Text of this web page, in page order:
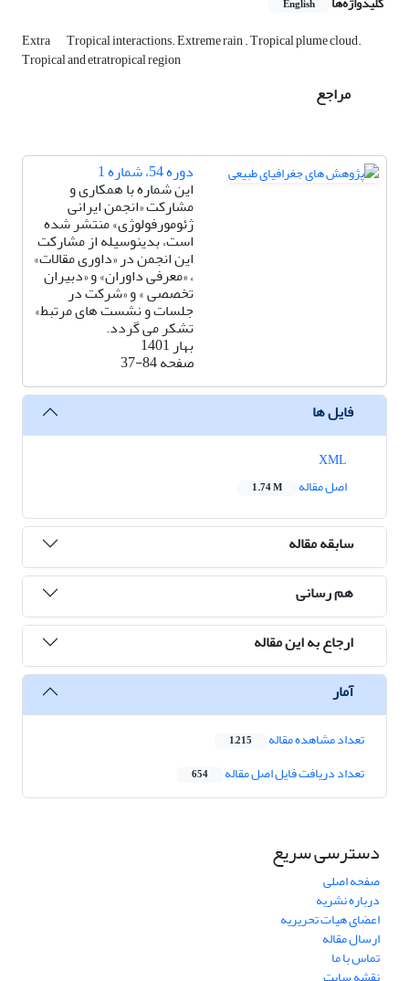
English
Extra Tropical interactions. Extreme rain . Tropical plume cloud.
Tropical and etratropical region
مراجع
دوره 54، شماره 1
این شماره با همکاری و
مشارکت «انجمن ایرانی
ژئومورفولوژی» منتشر شده
است، بدینوسیله از مشارکت
این انجمن در «داوری مقالات»
، «معرفی داوران» و «دبیران
تخصصی » و «شرکت در
جلسات و نشست های مرتبط»
تشکر می گردد.
بهار 1401
صفحه37-84
فایل ها
اصل مقاله
1.74 M
سابقه مقاله
هم رسانی
ارجاع به این مقاله
آمار
تعداد مشاهده مقاله 1,215
تعداد دریافت فایل اصل مقاله 654
دسترسی سریع
صفحه اصلی
درباره نشریه
اعضای هیات تحریریه
ارسال مقاله
تماس با ما